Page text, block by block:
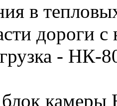
в
дороги
- НК-
камеры